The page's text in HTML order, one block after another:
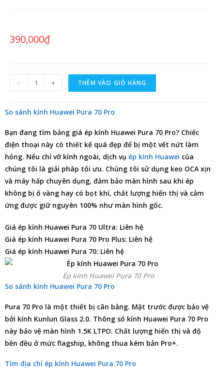
390,000₫
- + THÊM VÀO GIỎ HÀNG
So sánh kính Huawei Pura 70 Pro
Bạn đang tìm bảng giá ép kính Huawei Pura 70 Pro? Chiếc
điện thoại này có thiết kế quá đẹp để bị một vết nứt làm
hỏng. Nếu chỉ vỡ kính ngoài, dịch vụ ép kính Huawei của
chúng tôi là giải pháp tối ưu. Chúng tôi sử dụng keo OCA xịn
và máy hấp chuyên dụng, đảm bảo màn hình sau khi ép
không bị ố vàng hay có bọt khí, chất lượng hiển thị và cảm
ứng được giữ nguyên 100% như màn hình gốc.
Giá ép kính Huawei Pura 70 Ultra: Liên hệ
Giá ép kính Huawei Pura 70 Pro Plus: Liên hệ
Giá ép kính Huawei Pura 70: Liên hệ
Ép kính Huawei Pura 70 Pro
So sánh kính Huawei Pura 70 Pro
Pura 70 Pro là một thiết bị cân bằng. Mặt trước được bảo vệ
bởi kính Kunlun Glass 2.0. Thông số kính Huawei Pura 70 Pro
này bảo vệ màn hình 1.5K LTPO. Chất lượng hiển thị và độ
bền đều ở mức flagship, không thua kém bản Pro+.
Tìm địa chỉ ép kính Huawei Pura 70 Pro